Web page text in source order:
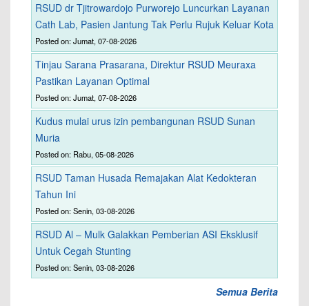
RSUD dr Tjitrowardojo Purworejo Luncurkan Layanan
Cath Lab, Pasien Jantung Tak Perlu Rujuk Keluar Kota
Posted on: Jumat, 07-08-2026
Tinjau Sarana Prasarana, Direktur RSUD Meuraxa
Pastikan Layanan Optimal
Posted on: Jumat, 07-08-2026
Kudus mulai urus izin pembangunan RSUD Sunan
Muria
Posted on: Rabu, 05-08-2026
RSUD Taman Husada Remajakan Alat Kedokteran
Tahun Ini
Posted on: Senin, 03-08-2026
RSUD Al – Mulk Galakkan Pemberian ASI Eksklusif
Untuk Cegah Stunting
Posted on: Senin, 03-08-2026
Semua Berita